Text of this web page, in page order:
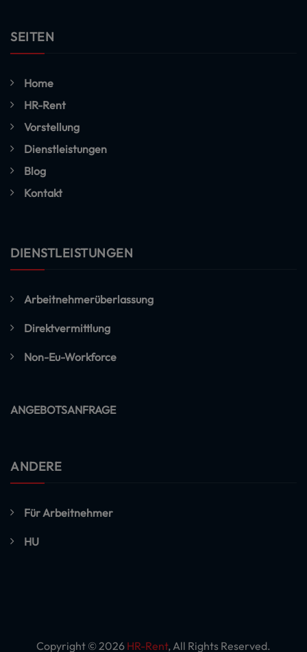
SEITEN
Home
HR-Rent
Vorstellung
Dienstleistungen
Blog
Kontakt
DIENSTLEISTUNGEN
Arbeitnehmerüberlassung
Direktvermittlung
Non-Eu-Workforce
ANGEBOTSANFRAGE
ANDERE
Für Arbeitnehmer
HU
Copyright © 2026 HR-Rent, All Rights Reserved.